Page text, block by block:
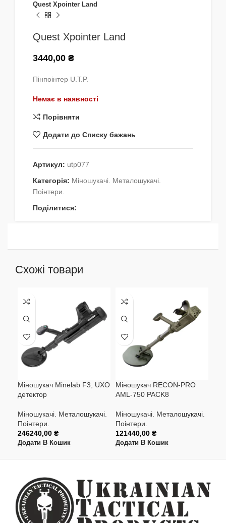
Quest Xpointer Land
Quest Xpointer Land
3440,00 ₴
Пінпоінтер U.T.P.
Немає в наявності
Порівняти
Додати до Списку бажань
Артикул: utp077
Категорія: Міношукачі. Металошукачі.
Поінтери.
Поділитися:
Схожі товари
Міношукач Minelab F3, UXO
детектор
Міношукачі. Металошукачі.
Поінтери.
246240,00 ₴
Додати В Кошик
Міношукач RECON-PRO
AML-750 PACK8
Міношукачі. Металошукачі.
Поінтери.
121440,00 ₴
Додати В Кошик